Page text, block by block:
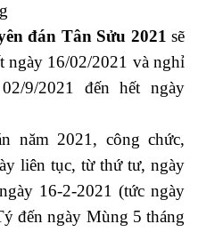
đán Tân Sửu 2021 sẽ
ngày 16/02/2021 và nghỉ
9/2021 đến hết ngày
năm 2021, công chức,
liên tục, từ thứ tư, ngày
16-2-2021 (tức ngày
đến ngày Mùng 5 tháng